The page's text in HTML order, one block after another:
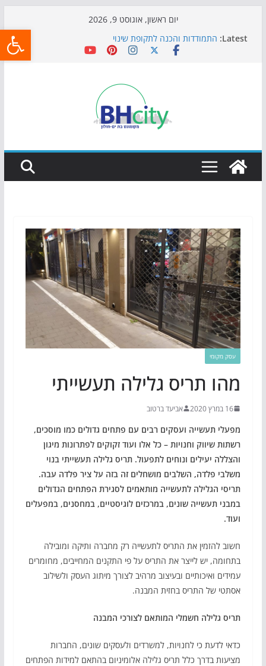
יום ראשון, אוגוסט 9, 2026
Latest: התמודדות והכנה לתקופת שינוי
אי ההרפתקאות ממשיך לכבוש את הגינות: מאות משפחות
כדורגל באווירה מיוחדת: הקרנת גמר המונדיאל בטרמינל
הקיץ של בני הנוער בבת־ים: חוף הריביירה הופך למרחב
בטוח בשעות הערב
עסק מקומי
מהו תריס גלילה תעשייתי
16 במרץ 2020 אביעד ברטוב
מפעלי תעשייה ועסקים רבים עם פתחים גדולים כמו מוסכים,
רשתות שיווק וחנויות – כל אלו ועוד זקוקים לפתרונות מיגון
והצללה יעילים ונוחים לתפעול. תריס גלילה תעשייתי בנוי
משלבי פלדה, השלבים מושחלים זה בזה על ציר פלדה עבה.
תריסי הגלילה לתעשייה מותאמים לסגירת הפתחים הגדולים
במבני תעשייה שונים, במרכזים לוגיסטיים, במחסנים, במפעלים
ועוד.
חשוב להזמין את התריס לתעשייה רק מחברה ותיקה ומובילה
בתחומה, יש לייצר את התריס על פי התקנים המחייבים, מחומרים
עמידים ואיכותיים ובעיצוב מרהיב לצורך מיתוג העסק ולשילוב
אסתטי של התריס בחזית המבנה.
תריס גלילה חשמלי המותאם לצורכי המבנה
כדאי לדעת כי לחנויות, למשרדים ולעסקים שונים, החברות
מציעות בדרך כלל תריס גלילה אלומיניום בהתאם למידות הפתחים